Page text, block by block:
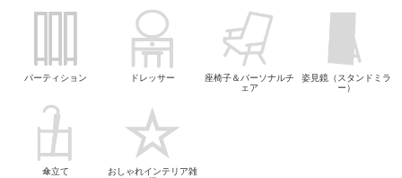
パーティション ドレッサー
座椅子＆パーソナルチ
ェア
姿見鏡（スタンドミラ
ー）
傘立て
おしゃれインテリア雑